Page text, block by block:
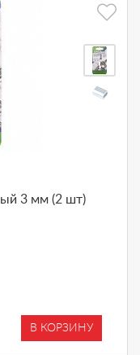
3 мм (2 шт)
В КОРЗИНУ